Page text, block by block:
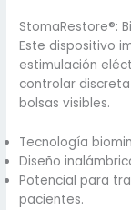
StomaRestore®:
Este dispositivo
estimulación
controlar
bolsas visibles.
Tecnología
Diseño
Potencial para
pacientes.